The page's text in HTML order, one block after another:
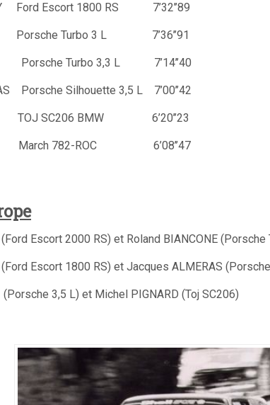
Ford Escort 1800 RS 7’32’’89
Porsche Turbo 3 L 7’36’’91
Porsche Turbo 3,3 L 7’14’’40
Porsche Silhouette 3,5 L 7’00’’42
TOJ SC206 BMW 6’20’’23
March 782-ROC 6’08’’47
Escort 2000 RS) et Roland BIANCONE (Porsche
Escort 1800 RS) et Jacques ALMERAS
3,5 L) et Michel PIGNARD (Toj SC206)